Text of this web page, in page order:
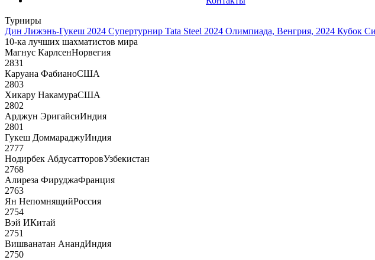
Турниры
Дин Лижэнь-Гукеш 2024 Супертурнир Tata Steel 2024 Олимпиада, Венгрия, 2024 Кубок
10-ка лучших шахматистов мира
Магнус КарлсенНорвегия
2831
Каруана ФабианоСША
2803
Хикару НакамураСША
2802
Арджун ЭригайсиИндия
2801
Гукеш ДоммараджуИндия
2777
Нодирбек АбдусатторовУзбекистан
2768
Алиреза ФируджаФранция
2763
Ян НепомнящийРоссия
2754
Вэй ИКитай
2751
Вишванатан АнандИндия
2750